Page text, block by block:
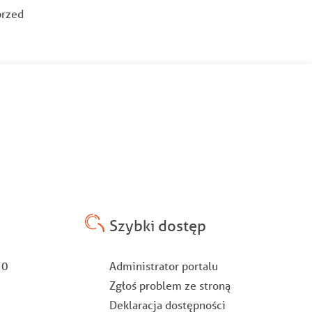
Szybki dostęp
Stopka
Administrator portalu
Zgłoś problem ze stroną
Deklaracja dostępności